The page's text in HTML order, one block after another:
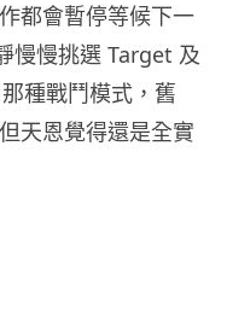
都會暫停等候下一
慢慢挑選 Target 及
種戰鬥模式，舊
天恩覺得還是全實